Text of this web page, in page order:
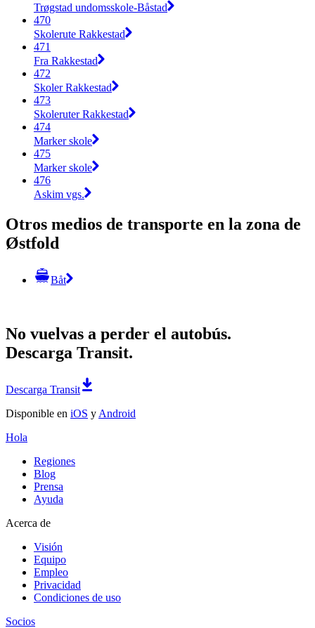
Trøgstad undomsskole-Båstad
470
Skolerute Rakkestad
471
Fra Rakkestad
472
Skoler Rakkestad
473
Skoleruter Rakkestad
474
Marker skole
475
Marker skole
476
Askim vgs.
Otros medios de transporte en la zona de
Østfold
Båt
No vuelvas a perder el autobús.
Descarga Transit.
Descarga Transit
Disponible en iOS y Android
Hola
Regiones
Blog
Prensa
Ayuda
Acerca de
Visión
Equipo
Empleo
Privacidad
Condiciones de uso
Socios